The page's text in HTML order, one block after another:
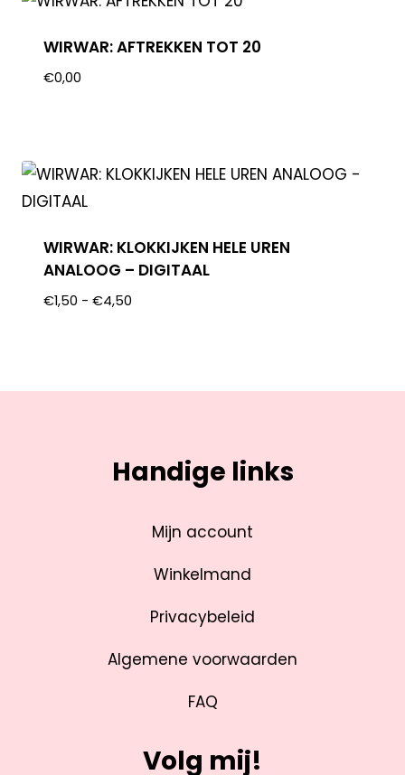
WIRWAR: AFTREKKEN TOT 20
€0,00
WIRWAR: KLOKKIJKEN HELE UREN
ANALOOG – DIGITAAL
€1,50 - €4,50
Handige links
Mijn account
Winkelmand
Privacybeleid
Algemene voorwaarden
FAQ
Volg mij!